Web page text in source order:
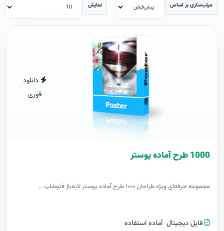
مرتب‌سازی بر اساس نمایش
دانلود
فوری
1000 طرح آماده پوستر
مجموعه حرفه‌ای ویژه طراحان ۱۰۰۰ طرح آماده پوستر لایه‌باز فتوشاپ ..
فایل دیجیتال آماده استفاده